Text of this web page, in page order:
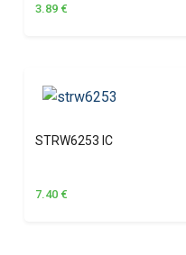
3.89 €
STRW6253 IC
7.40 €